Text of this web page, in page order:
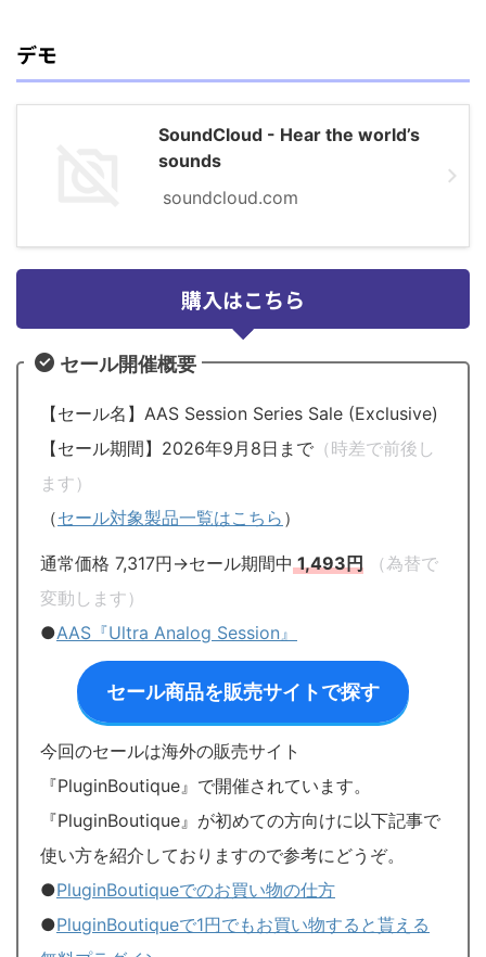
デモ
SoundCloud - Hear the world’s
sounds
soundcloud.com
購入はこちら
セール開催概要
【セール名】AAS Session Series Sale (Exclusive)
【セール期間】2026年9月8日まで （時差で前後し
ます）
（セール対象製品一覧はこちら ）
通常価格 7,317円→セール期間中1,493円
（為替で
変動します）
●AAS『Ultra Analog Session』
セール商品を販売サイトで探す
今回のセールは海外の販売サイト
『PluginBoutique』で開催されています。
『PluginBoutique』が初めての方向けに以下記事で
使い方を紹介しておりますので参考にどうぞ。
●PluginBoutiqueでのお買い物の仕方
●PluginBoutiqueで1円でもお買い物すると貰える